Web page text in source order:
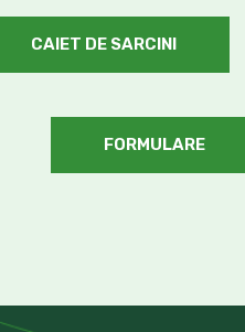
CAIET DE SARCINI
FORMULARE